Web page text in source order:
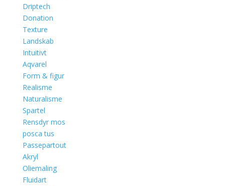
Driptech
Donation
Texture
Landskab
Intuitivt
Aqvarel
Form & figur
Realisme
Naturalisme
Spartel
Rensdyr mos
posca tus
Passepartout
Akryl
Oliemaling
Fluidart